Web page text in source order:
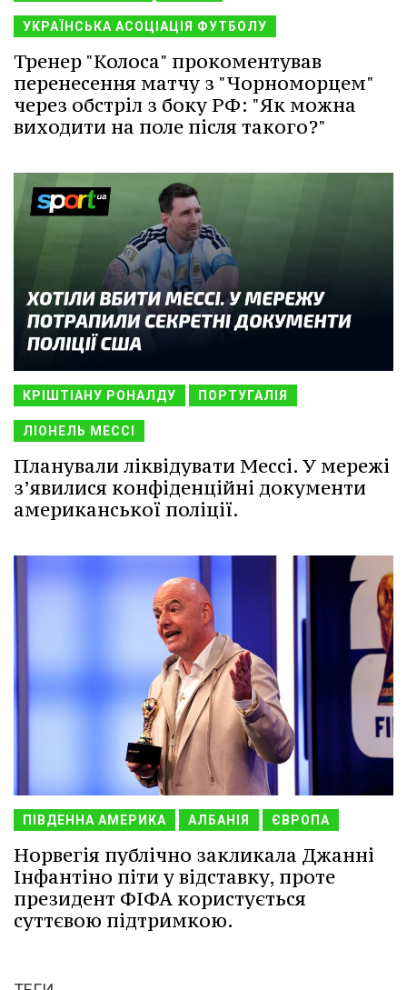
УКРАЇНСЬКА АСОЦІАЦІЯ ФУТБОЛУ
Тренер "Колоса" прокоментував
перенесення матчу з "Чорноморцем"
через обстріл з боку РФ: "Як можна
виходити на поле після такого?"
КРІШТІАНУ РОНАЛДУ ПОРТУГАЛІЯ
ЛІОНЕЛЬ МЕССІ
Планували ліквідувати Мессі. У мережі
з’явилися конфіденційні документи
американської поліції.
ПІВДЕННА АМЕРИКА АЛБАНІЯ ЄВРОПА
Норвегія публічно закликала Джанні
Інфантіно піти у відставку, проте
президент ФІФА користується
суттєвою підтримкою.